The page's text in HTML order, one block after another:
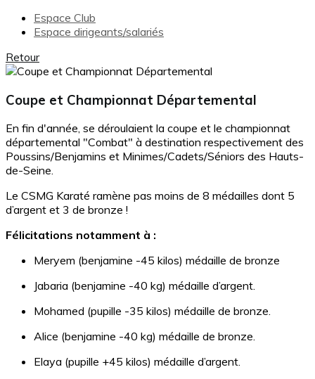
Espace Club
Espace dirigeants/salariés
Retour
Coupe et Championnat Départemental
En fin d'année, se déroulaient la coupe et le championnat
départemental "Combat" à destination respectivement des
Poussins/Benjamins et Minimes/Cadets/Séniors des Hauts-
de-Seine.
Le CSMG Karaté ramène pas moins de 8 médailles dont 5
d’argent et 3 de bronze !
Félicitations notamment à :
Meryem (benjamine -45 kilos) médaille de bronze
Jabaria (benjamine -40 kg) médaille d’argent.
Mohamed (pupille -35 kilos) médaille de bronze.
Alice (benjamine -40 kg) médaille de bronze.
Elaya (pupille +45 kilos) médaille d’argent.